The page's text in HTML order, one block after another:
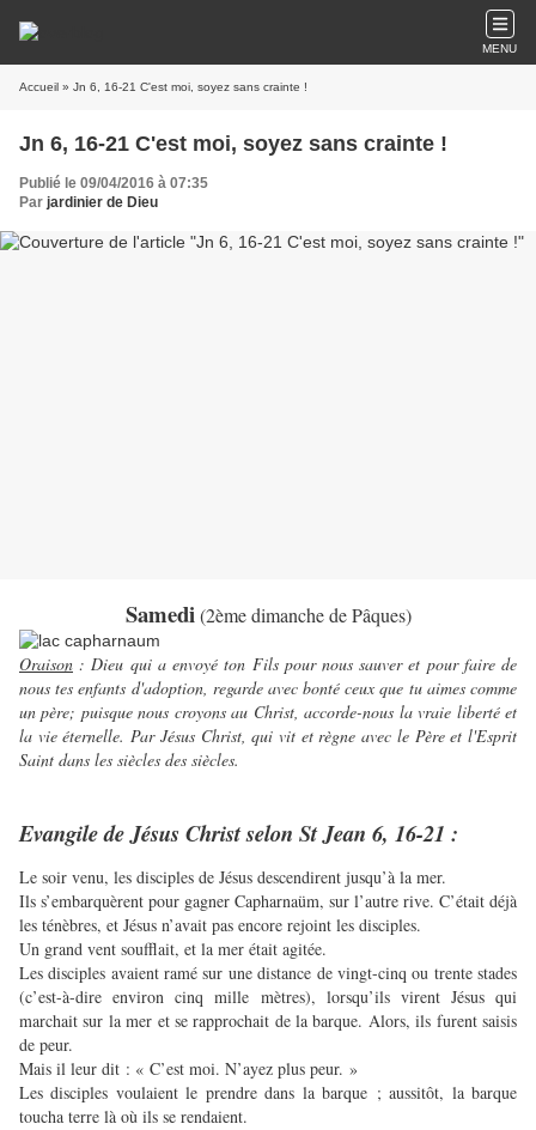
MENU
Accueil » Jn 6, 16-21 C'est moi, soyez sans crainte !
Jn 6, 16-21 C'est moi, soyez sans crainte !
Publié le 09/04/2016 à 07:35
Par jardinier de Dieu
Samedi (2ème dimanche de Pâques)
Oraison : Dieu qui a envoyé ton Fils pour nous sauver et pour faire de
nous tes enfants d'adoption, regarde avec bonté ceux que tu aimes comme
un père; puisque nous croyons au Christ, accorde-nous la vraie liberté et
la vie éternelle. Par Jésus Christ, qui vit et règne avec le Père et l'Esprit
Saint dans les siècles des siècles.
Evangile de Jésus Christ selon St Jean 6, 16-21 :
Le soir venu, les disciples de Jésus descendirent jusqu’à la mer.
Ils s’embarquèrent pour gagner Capharnaüm, sur l’autre rive. C’était déjà
les ténèbres, et Jésus n’avait pas encore rejoint les disciples.
Un grand vent soufflait, et la mer était agitée.
Les disciples avaient ramé sur une distance de vingt-cinq ou trente stades
(c’est-à-dire environ cinq mille mètres), lorsqu’ils virent Jésus qui
marchait sur la mer et se rapprochait de la barque. Alors, ils furent saisis
de peur.
Mais il leur dit : « C’est moi. N’ayez plus peur. »
Les disciples voulaient le prendre dans la barque ; aussitôt, la barque
toucha terre là où ils se rendaient.